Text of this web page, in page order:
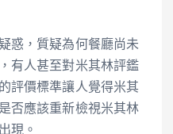
惑，質疑為何餐廳尚未
有人甚至對米其林評鑑
評價標準讓人覺得米其
否應該重新檢視米其林
現。